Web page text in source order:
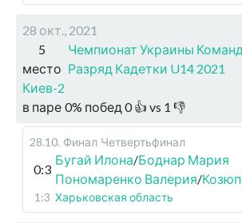
28 окт., 2021
5
место
Чемпионат Украины
Разряд Кадетки U14 2021
Киев-2
в паре 0% побед 0👍 vs 1 👎
28.10. Финал Четвертьфинал
0:3
Бугай Илона/Боднар Мария
Пономаренко Валерия/
1:3 Харьковская область